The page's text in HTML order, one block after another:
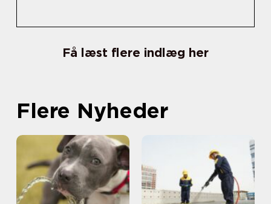
Få læst flere indlæg her
Flere Nyheder